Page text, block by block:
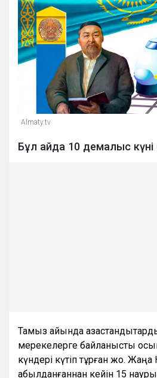
Almaty.tv
Бұл айда 10 демалыс күні
Тамыз айында
мерекелерге байланысты
күндері күтіп тұрған жоқ.
қабылданғаннан кейін 15